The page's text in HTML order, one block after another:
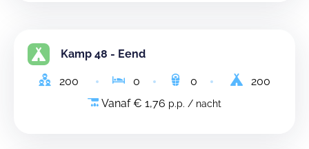
Kamp 48 - Eend
200 0 0
200
Vanaf € 1,76 p.p. / nacht